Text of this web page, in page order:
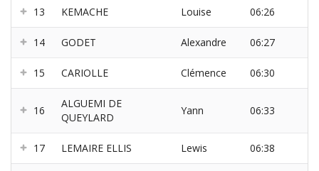
13 KEMACHE Louise 06:26
14 GODET Alexandre 06:27
15 CARIOLLE Clémence 06:30
16
ALGUEMI DE
QUEYLARD
Yann 06:33
17 LEMAIRE ELLIS Lewis 06:38